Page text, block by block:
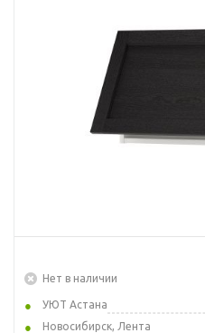
Нет в наличии
УЮТ Астана
Новосибирск, Лента